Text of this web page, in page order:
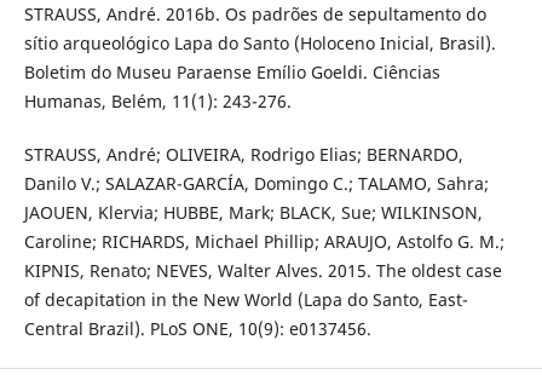
STRAUSS, André. 2016b. Os padrões de sepultamento do
sítio arqueológico Lapa do Santo (Holoceno Inicial, Brasil).
Boletim do Museu Paraense Emílio Goeldi. Ciências
Humanas, Belém, 11(1): 243-276.
STRAUSS, André; OLIVEIRA, Rodrigo Elias; BERNARDO,
Danilo V.; SALAZAR-GARCÍA, Domingo C.; TALAMO, Sahra;
JAOUEN, Klervia; HUBBE, Mark; BLACK, Sue; WILKINSON,
Caroline; RICHARDS, Michael Phillip; ARAUJO, Astolfo G. M.;
KIPNIS, Renato; NEVES, Walter Alves. 2015. The oldest case
of decapitation in the New World (Lapa do Santo, East-
Central Brazil). PLoS ONE, 10(9): e0137456.